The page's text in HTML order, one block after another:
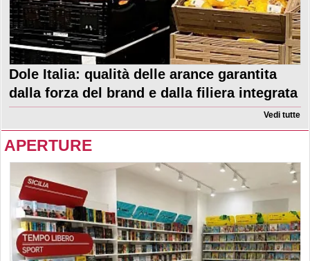
Dole Italia: qualità delle arance garantita
dalla forza del brand e dalla filiera integrata
Vedi tutte
APERTURE